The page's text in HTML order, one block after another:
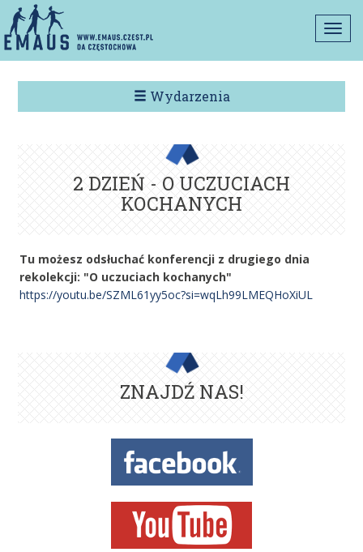
Wydarzenia
2 DZIEŃ - O UCZUCIACH
KOCHANYCH
Tu możesz odsłuchać konferencji z drugiego dnia
rekolekcji: "O uczuciach kochanych"
https://youtu.be/SZML61yy5oc?si=wqLh99LMEQHoXiUL
ZNAJDŹ NAS!